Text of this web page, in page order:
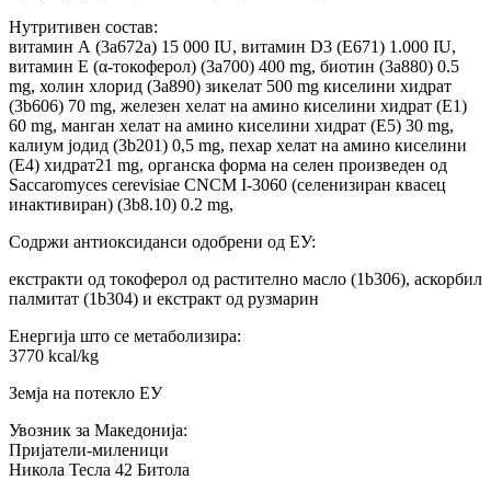
Нутритивен состав:
витамин А (3a672a) 15 000 IU, витамин D3 (E671) 1.000 IU,
витамин Е (α-токоферол) (3a700) 400 mg, биотин (3a880) 0.5
mg, холин хлорид (3a890) зикелат 500 mg киселини хидрат
(3b606) 70 mg, железен хелат на амино киселини хидрат (E1)
60 mg, манган хелат на амино киселини хидрат (E5) 30 mg,
калиум јодид (3b201) 0,5 mg, пехар хелат на амино киселини
(E4) хидрат21 mg, органска форма на селен произведен од
Saccaromyces cerevisiae CNCM I-3060 (селенизиран квасец
инактивиран) (3b8.10) 0.2 mg,
Содржи антиоксиданси одобрени од ЕУ:
екстракти од токоферол од растително масло (1b306), аскорбил
палмитат (1b304) и екстракт од рузмарин
Енергија што се метаболизира:
3770 kcal/kg
Земја на потекло ЕУ
Увозник за Македонија:
Пријатели-миленици
Никола Тесла 42 Битола